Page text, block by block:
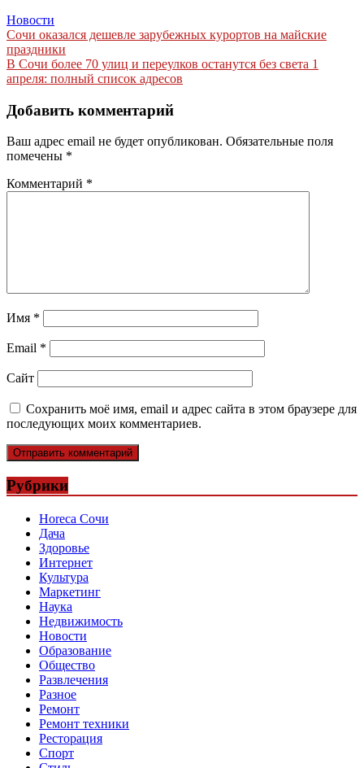
Новости
Навигация
по
записям
Сочи оказался дешевле зарубежных курортов на майские
праздники
В Сочи более 70 улиц и переулков останутся без света 1
апреля: полный список адресов
Добавить комментарий
Ваш адрес email не будет опубликован. Обязательные поля
помечены *
Комментарий *
Имя *
Email *
Сайт
Сохранить моё имя, email и адрес сайта в этом браузере для
последующих моих комментариев.
Рубрики
Horeca Сочи
Дача
Здоровье
Интернет
Культура
Маркетинг
Наука
Недвижимость
Новости
Образование
Общество
Развлечения
Разное
Ремонт
Ремонт техники
Ресторация
Спорт